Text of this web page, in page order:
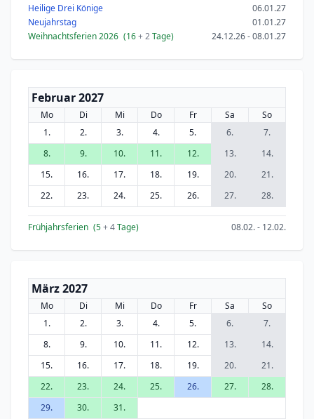
Heilige Drei Könige
06.01.27
Neujahrstag
01.01.27
Weihnachtsferien 2026 (16+ 2Tage) 24.12.26 - 08.01.27
Februar 2027
Mo Di Mi Do Fr Sa
So
1.
2. 3. 4. 5. 6.
7.
8.
9. 10. 11. 12. 13.
14.
15.
16. 17. 18. 19. 20.
21.
22.
23. 24. 25. 26. 27. 28.
Frühjahrsferien (5+ 4Tage) 08.02. - 12.02.
März 2027
Mo Di Mi Do Fr Sa
So
1.
2. 3. 4. 5. 6.
7.
8.
9. 10. 11. 12. 13.
14.
15.
16. 17. 18. 19. 20.
21.
22.
23. 24. 25. 26. 27.
28.
29.
30. 31.